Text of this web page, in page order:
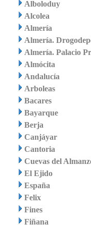
Alboloduy
Alcolea
Almería
Almería.
Almería. Palacio
Almócita
Andalucía
Arboleas
Bacares
Bayarque
Berja
Canjáyar
Cantoria
Cuevas del
El Ejido
España
Felix
Fines
Fiñana